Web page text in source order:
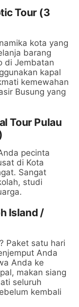
Tour (3
kota yang
barang
di Jembatan
kapal
kemewahan
Busung yang
Tour Pulau
pecinta
di Kota
Sangat
studi
Island /
Paket satu hari
Anda
Anda ke
makan siang
seluruh
kembali